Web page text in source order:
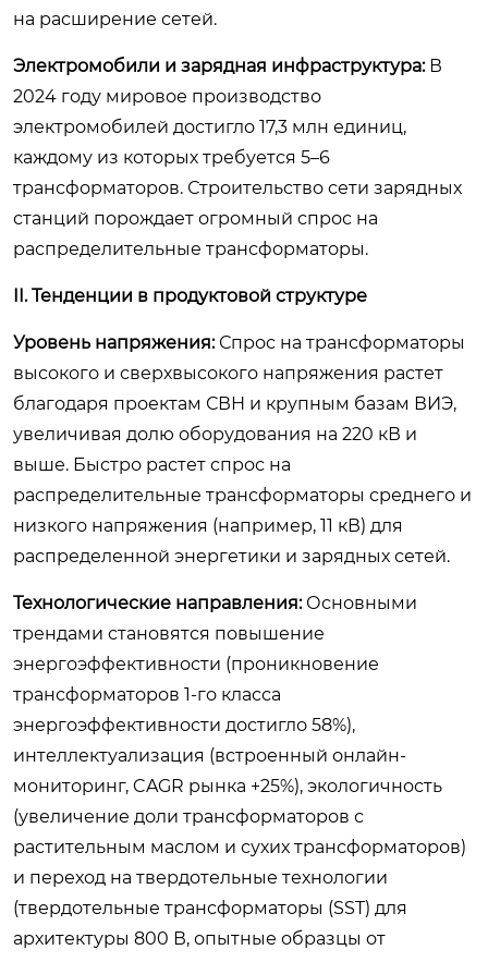
на расширение сетей.
Электромобили и зарядная инфраструктура:В
2024 году мировое производство
электромобилей достигло 17,3 млн единиц,
каждому из которых требуется 5–6
трансформаторов. Строительство сети зарядных
станций порождает огромный спрос на
распределительные трансформаторы.
II. Тенденции в продуктовой структуре
Уровень напряжения:Спрос на трансформаторы
высокого и сверхвысокого напряжения растет
благодаря проектам СВН и крупным базам ВИЭ,
увеличивая долю оборудования на 220 кВ и
выше. Быстро растет спрос на
распределительные трансформаторы среднего и
низкого напряжения (например, 11 кВ) для
распределенной энергетики и зарядных сетей.
Технологические направления:Основными
трендами становятся повышение
энергоэффективности (проникновение
трансформаторов 1-го класса
энергоэффективности достигло 58%),
интеллектуализация (встроенный онлайн-
мониторинг, CAGR рынка +25%), экологичность
(увеличение доли трансформаторов с
растительным маслом и сухих трансформаторов)
и переход на твердотельные технологии
(твердотельные трансформаторы (SST) для
архитектуры 800 В, опытные образцы от